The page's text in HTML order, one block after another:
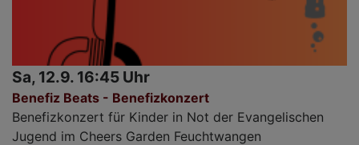
Sa, 12.9. 16:45 Uhr
Benefiz Beats - Benefizkonzert
Benefizkonzert für Kinder in Not der Evangelischen
Jugend im Cheers Garden Feuchtwangen